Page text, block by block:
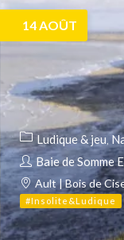
14 AOÛT
Ludique & jeu
Baie de Somme
Ault | Bois de
#Insolite&Ludique